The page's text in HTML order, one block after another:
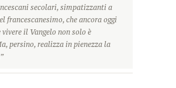
secolari, simpatizzanti a
francescanesimo, che ancora oggi
vivere il Vangelo non solo è
persino, realizza in pienezza la